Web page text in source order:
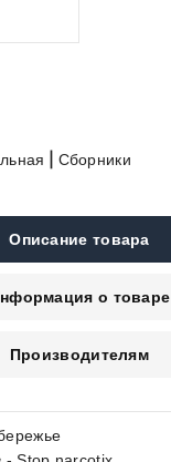
Сборники
Описание товара
о товаре
Производителям